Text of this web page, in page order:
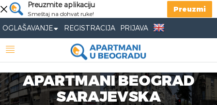
Preuzmite aplikaciju
Smeštaj na dohvat ruke!
Preuzmi
OGLAŠAVANJE REGISTRACIJA PRIJAVA
APARTMANI BEOGRAD
SARAJEVSKA